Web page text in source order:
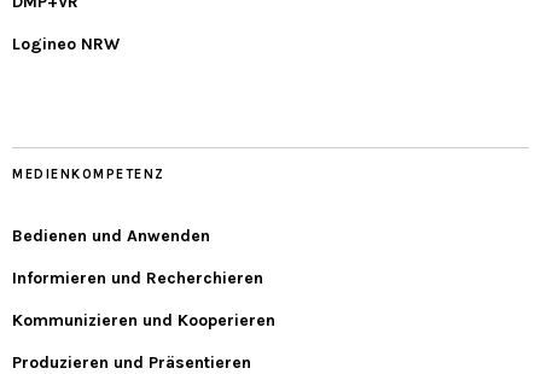
Logineo NRW
MEDIENKOMPETENZ
Bedienen und Anwenden
Informieren und Recherchieren
Kommunizieren und Kooperieren
Produzieren und Präsentieren